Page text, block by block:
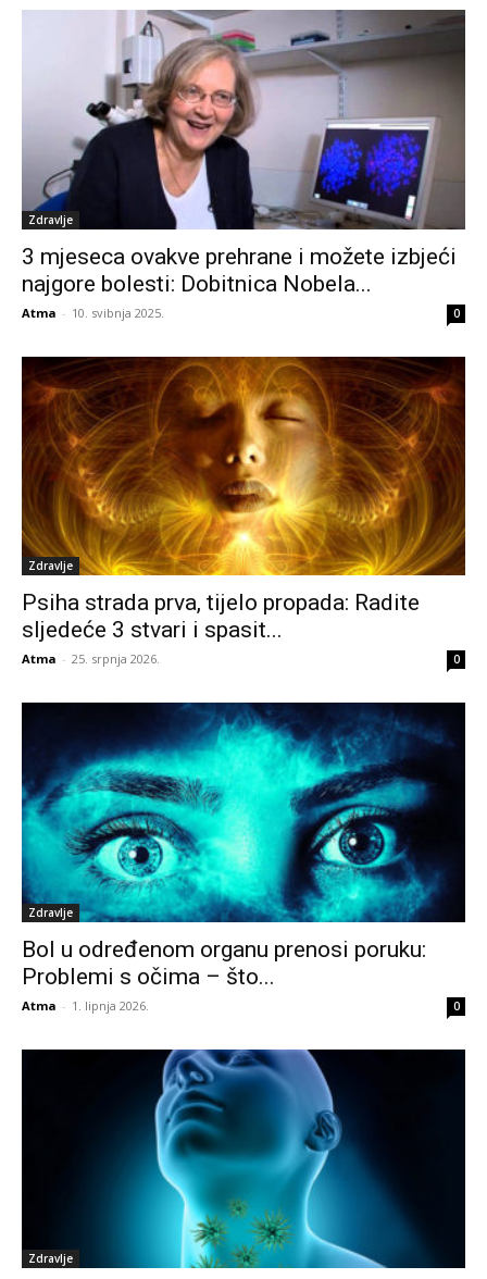
Zdravlje
3 mjeseca ovakve prehrane i možete izbjeći
najgore bolesti: Dobitnica Nobela...
Atma - 10. svibnja 2025. 0
Zdravlje
Psiha strada prva, tijelo propada: Radite
sljedeće 3 stvari i spasit...
Atma - 25. srpnja 2026. 0
Zdravlje
Bol u određenom organu prenosi poruku:
Problemi s očima – što...
Atma - 1. lipnja 2026. 0
Zdravlje